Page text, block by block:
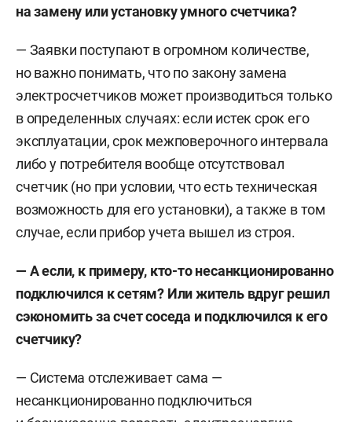
на замену или установку умного счетчика?
— Заявки поступают в огромном количестве,
но важно понимать, что по закону замена
электросчетчиков может производиться только
в определенных случаях: если истек срок его
эксплуатации, срок межповерочного интервала
либо у потребителя вообще отсутствовал
счетчик (но при условии, что есть техническая
возможность для его установки), а также в том
случае, если прибор учета вышел из строя.
— А если, к примеру, кто-то несанкционированно
подключился к сетям? Или житель вдруг решил
сэкономить за счет соседа и подключился к его
счетчику?
— Система отслеживает сама —
несанкционированно подключиться